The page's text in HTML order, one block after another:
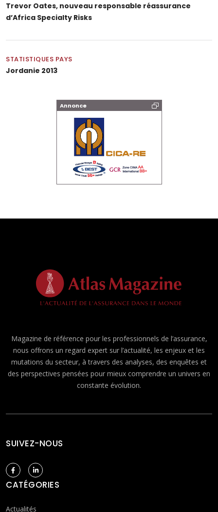
Trevor Oates, nouveau responsable réassurance
d’Africa Specialty Risks
STATISTIQUES PAYS
Jordanie 2013
Annonce
Magazine de référence pour les professionnels de l’assurance,
nous offrons un regard expert sur l’actualité, les enjeux et les
mutations du secteur, à travers des analyses, des enquêtes et
des perspectives pensées pour mieux comprendre un univers en
constante évolution.
SUIVEZ-NOUS
CATÉGORIES
Actualités